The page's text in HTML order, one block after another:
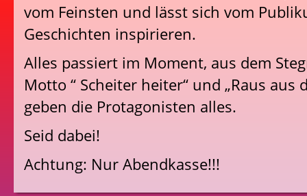
vom Feinsten und lässt sich vom
Geschichten inspirieren.
Alles passiert im Moment, aus dem
Motto “ Scheiter heiter“ und „Raus aus
geben die Protagonisten alles.
Seid dabei!
Achtung: Nur Abendkasse!!!